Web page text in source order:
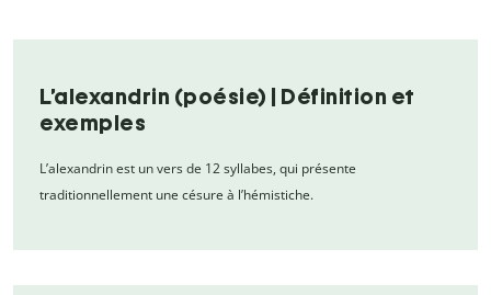
L’alexandrin (poésie) | Définition et
exemples
L’alexandrin est un vers de 12 syllabes, qui présente
traditionnellement une césure à l’hémistiche.